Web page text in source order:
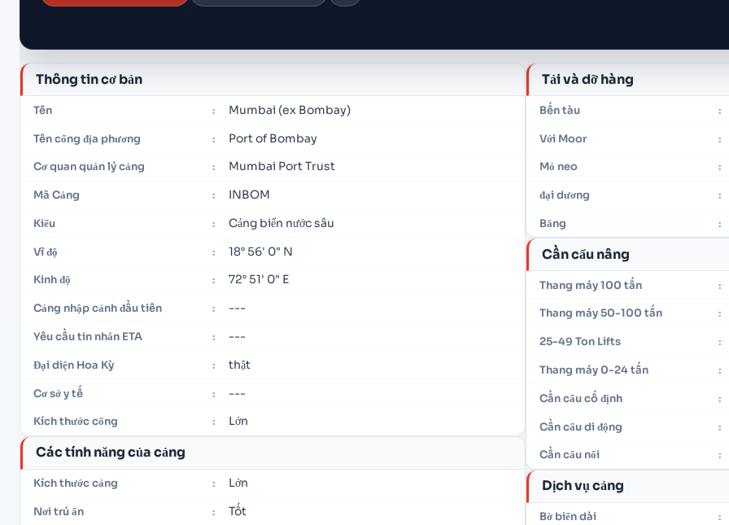
Thông tin cơ bản
Tên : Mumbai (ex Bombay)
Tên cổng địa phương : Port of Bombay
Cơ quan quản lý cảng : Mumbai Port Trust
Mã Cảng : INBOM
Kiểu : Cảng biển nước sâu
Vĩ độ : 18° 56' 0" N
Kinh độ : 72° 51' 0" E
Cảng nhập cảnh đầu tiên : ---
Yêu cầu tin nhắn ETA : ---
Đại diện Hoa Kỳ : thật
Cơ sở y tế : ---
Kích thước cổng : Lớn
Các tính năng của cảng
Kích thước cảng : Lớn
Nơi trú ẩn : Tốt
Tải và dỡ hàng
Bến tàu :
Với Moor :
Mỏ neo :
đại dương :
Băng :
Cần cẩu nâng
Thang máy 100 tấn :
Thang máy 50-100 tấn :
25-49 Ton Lifts :
Thang máy 0-24 tấn :
Cần cẩu cố định :
Cần cẩu di động :
Cần cẩu nổi :
Dịch vụ cảng
Bờ biển dài :